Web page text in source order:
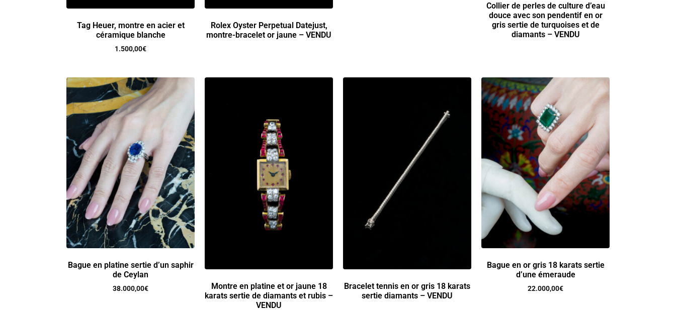
Tag Heuer, montre en acier et
céramique blanche
1.500,00€
Rolex Oyster Perpetual Datejust,
montre-bracelet or jaune – VENDU
Collier de perles de culture d’eau
douce avec son pendentif en or
gris sertie de turquoises et de
diamants – VENDU
Bague en platine sertie d’un saphir
de Ceylan
38.000,00€
Montre en platine et or jaune 18
karats sertie de diamants et rubis –
VENDU
Bracelet tennis en or gris 18 karats
sertie diamants – VENDU
Bague en or gris 18 karats sertie
d’une émeraude
22.000,00€